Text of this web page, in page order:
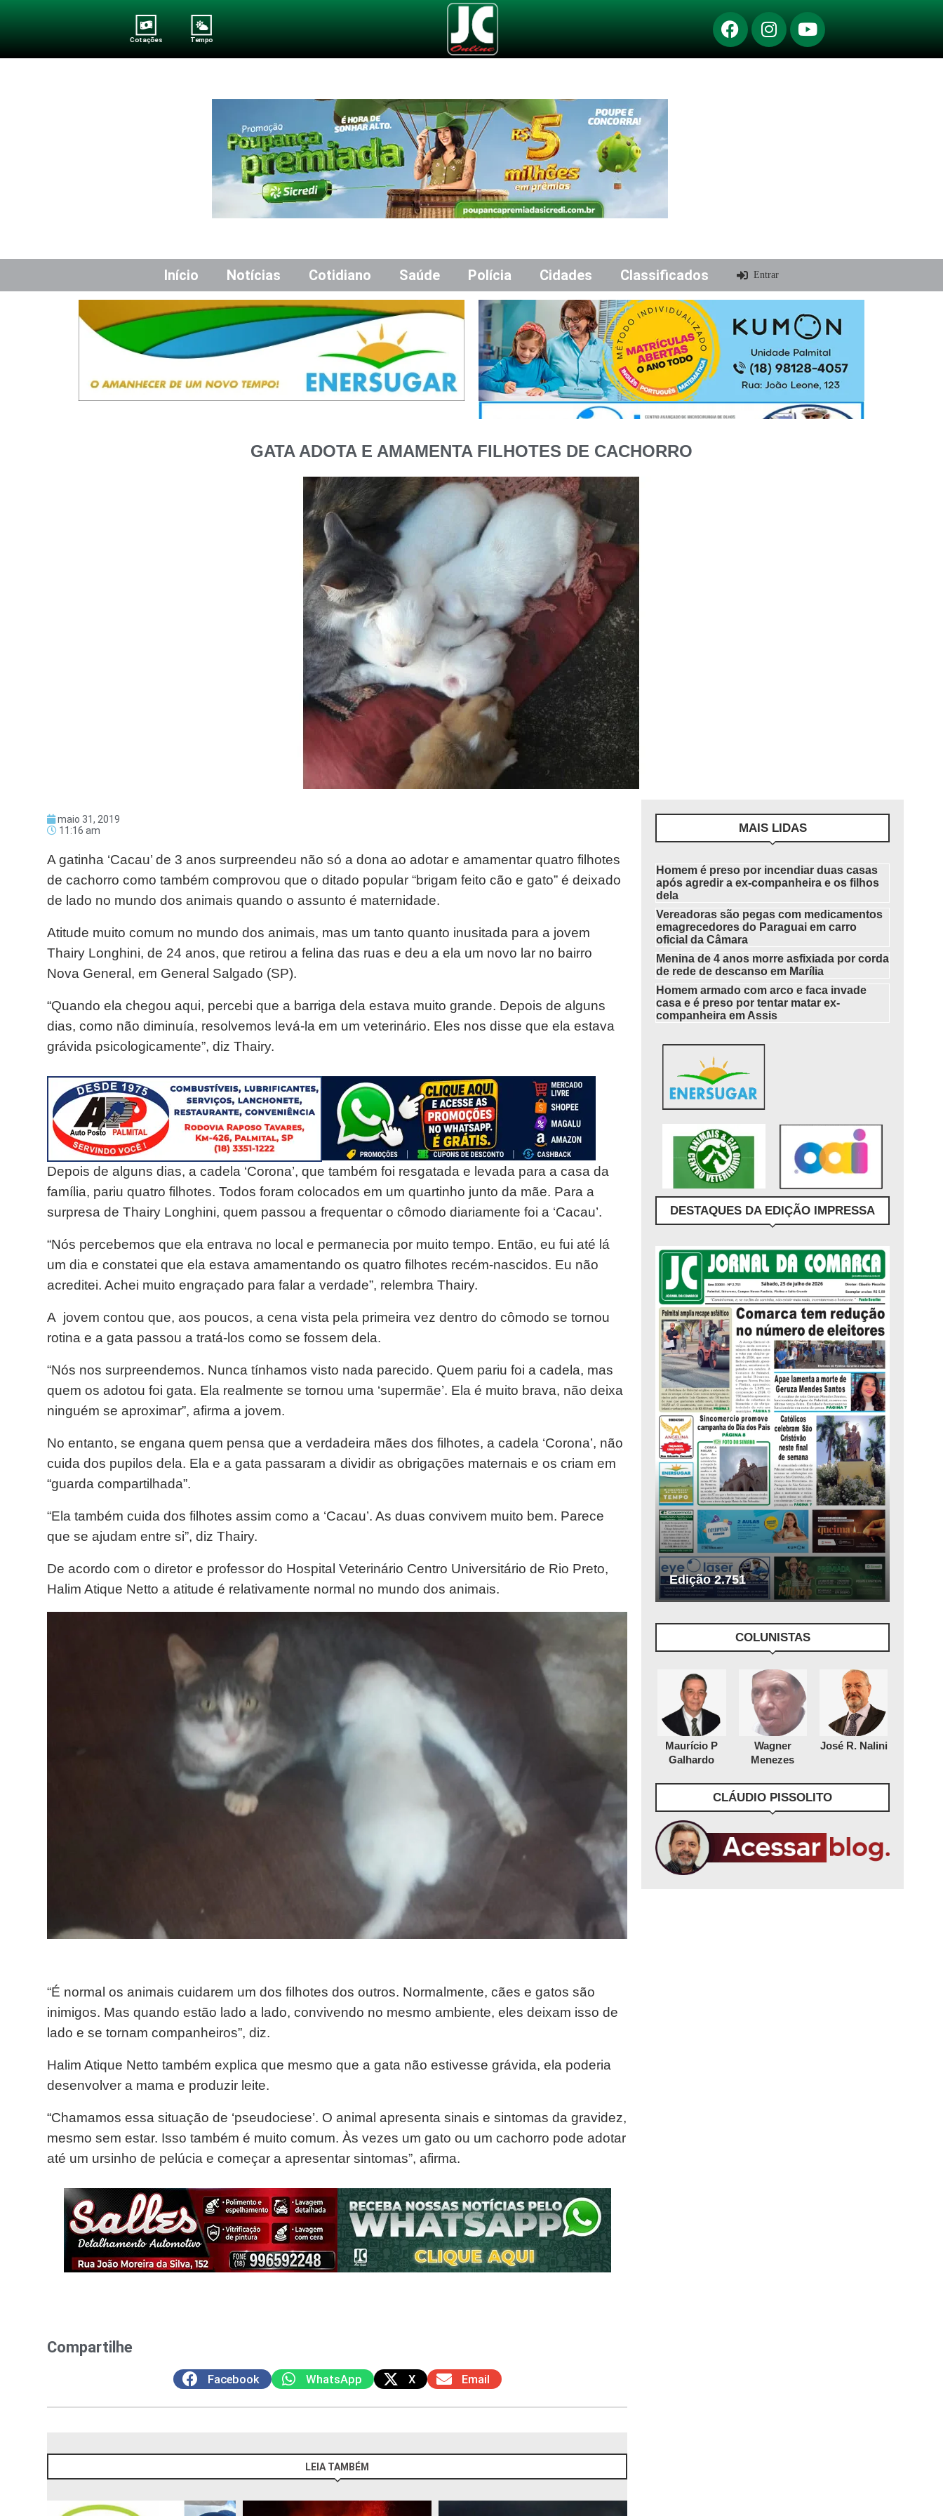
Cotações Tempo
Início Notícias Cotidiano Saúde Polícia Cidades Classificados Entrar
GATA ADOTA E AMAMENTA FILHOTES DE CACHORRO
maio 31, 2019
11:16 am
A gatinha ‘Cacau’ de 3 anos surpreendeu não só a dona ao adotar e amamentar quatro filhotes
de cachorro como também comprovou que o ditado popular “brigam feito cão e gato” é deixado
de lado no mundo dos animais quando o assunto é maternidade.
Atitude muito comum no mundo dos animais, mas um tanto quanto inusitada para a jovem
Thairy Longhini, de 24 anos, que retirou a felina das ruas e deu a ela um novo lar no bairro
Nova General, em General Salgado (SP).
“Quando ela chegou aqui, percebi que a barriga dela estava muito grande. Depois de alguns
dias, como não diminuía, resolvemos levá-la em um veterinário. Eles nos disse que ela estava
grávida psicologicamente”, diz Thairy.
Depois de alguns dias, a cadela ‘Corona’, que também foi resgatada e levada para a casa da
família, pariu quatro filhotes. Todos foram colocados em um quartinho junto da mãe. Para a
surpresa de Thairy Longhini, quem passou a frequentar o cômodo diariamente foi a ‘Cacau’.
“Nós percebemos que ela entrava no local e permanecia por muito tempo. Então, eu fui até lá
um dia e constatei que ela estava amamentando os quatro filhotes recém-nascidos. Eu não
acreditei. Achei muito engraçado para falar a verdade”, relembra Thairy.
A jovem contou que, aos poucos, a cena vista pela primeira vez dentro do cômodo se tornou
rotina e a gata passou a tratá-los como se fossem dela.
“Nós nos surpreendemos. Nunca tínhamos visto nada parecido. Quem pariu foi a cadela, mas
quem os adotou foi gata. Ela realmente se tornou uma ‘supermãe’. Ela é muito brava, não deixa
ninguém se aproximar”, afirma a jovem.
No entanto, se engana quem pensa que a verdadeira mães dos filhotes, a cadela ‘Corona’, não
cuida dos pupilos dela. Ela e a gata passaram a dividir as obrigações maternais e os criam em
“guarda compartilhada”.
“Ela também cuida dos filhotes assim como a ‘Cacau’. As duas convivem muito bem. Parece
que se ajudam entre si”, diz Thairy.
De acordo com o diretor e professor do Hospital Veterinário Centro Universitário de Rio Preto,
Halim Atique Netto a atitude é relativamente normal no mundo dos animais.
“É normal os animais cuidarem um dos filhotes dos outros. Normalmente, cães e gatos são
inimigos. Mas quando estão lado a lado, convivendo no mesmo ambiente, eles deixam isso de
lado e se tornam companheiros”, diz.
Halim Atique Netto também explica que mesmo que a gata não estivesse grávida, ela poderia
desenvolver a mama e produzir leite.
“Chamamos essa situação de ‘pseudociese’. O animal apresenta sinais e sintomas da gravidez,
mesmo sem estar. Isso também é muito comum. Às vezes um gato ou um cachorro pode adotar
até um ursinho de pelúcia e começar a apresentar sintomas”, afirma.
Compartilhe
Facebook WhatsApp X Email
LEIA TAMBÉM
MAIS LIDAS
Homem é preso por incendiar duas casas
após agredir a ex-companheira e os filhos
dela
Vereadoras são pegas com medicamentos
emagrecedores do Paraguai em carro
oficial da Câmara
Menina de 4 anos morre asfixiada por corda
de rede de descanso em Marília
Homem armado com arco e faca invade
casa e é preso por tentar matar ex-
companheira em Assis
DESTAQUES DA EDIÇÃO IMPRESSA
Edição 2.751
COLUNISTAS
Maurício P
Galhardo
Wagner
Menezes
José R. Nalini
CLÁUDIO PISSOLITO